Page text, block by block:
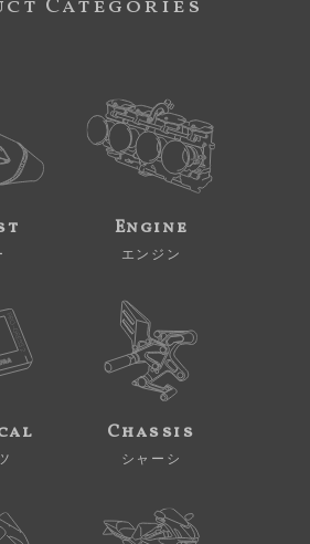
Categories
Engine
エンジン
Chassis
シャーシ